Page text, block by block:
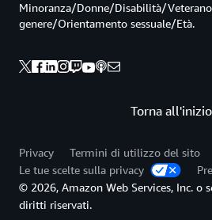
Torna all'inizio
Minoranza/Donne/Disabilità/
genere/Orientamento sessuale/Età.
Privacy
Termini di utilizzo del sito
Le tue scelte sulla privacy
© 2026, Amazon Web Services, Inc. o
diritti riservati.